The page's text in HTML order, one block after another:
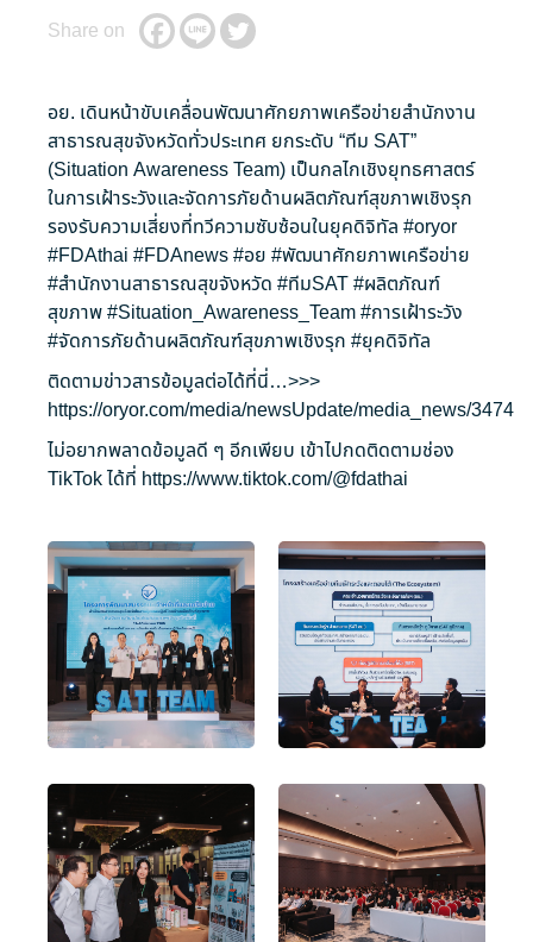
Share on
อย. เดินหน้าขับเคลื่อนพัฒนาศักยภาพเครือข่ายสำนักงาน
สาธารณสุขจังหวัดทั่วประเทศ ยกระดับ “ทีม SAT”
(Situation Awareness Team) เป็นกลไกเชิงยุทธศาสตร์
ในการเฝ้าระวังและจัดการภัยด้านผลิตภัณฑ์สุขภาพเชิงรุก
รองรับความเสี่ยงที่ทวีความซับซ้อนในยุคดิจิทัล #oryor
#FDAthai #FDAnews#อย #พัฒนาศักยภาพเครือข่าย
#สำนักงานสาธารณสุขจังหวัด #ทีมSAT#ผลิตภัณฑ์
สุขภาพ#Situation_Awareness_Team#การเฝ้าระวัง
#จัดการภัยด้านผลิตภัณฑ์สุขภาพเชิงรุก #ยุคดิจิทัล
ติดตามข่าวสารข้อมูลต่อได้ที่นี่…>>>
https://oryor.com/media/newsUpdate/media_news/3474
ไม่อยากพลาดข้อมูลดี ๆ อีกเพียบ เข้าไปกดติดตามช่อง
TikTok ได้ที่ https://www.tiktok.com/@fdathai